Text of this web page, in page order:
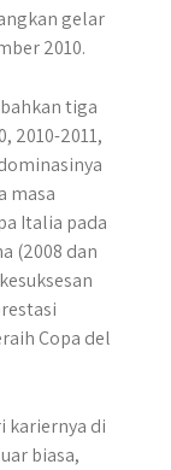
gelar
2010.
tiga
2010-2011,
masa
Italia pada
(2008 dan
Copa del
kariernya di
biasa,